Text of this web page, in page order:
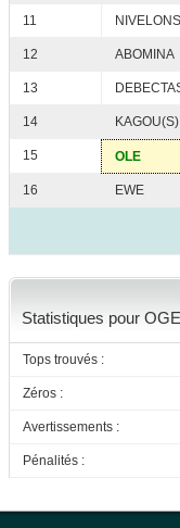
11 NIVELONS
12 ABOMINA
13
14 KAGOU(S)
15 OLE
16 EWE
Statistiques pour
Tops trouvés :
Zéros :
Avertissements :
Pénalités :